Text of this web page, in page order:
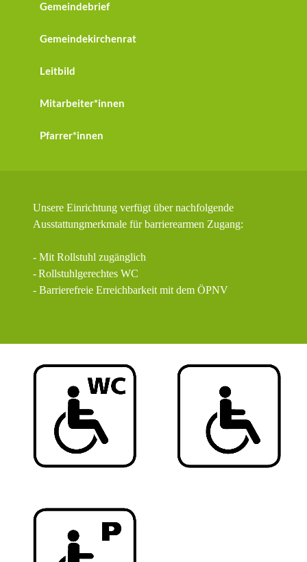
Gemeindebrief
Gemeindekirchenrat
Leitbild
Mitarbeiter*innen
Pfarrer*innen
Unsere Einrichtung verfügt über nachfolgende
Ausstattungmerkmale für barrierearmen Zugang:
- Mit Rollstuhl zugänglich
-Rollstuhlgerechtes WC
- Barrierefreie Erreichbarkeit mit dem ÖPNV